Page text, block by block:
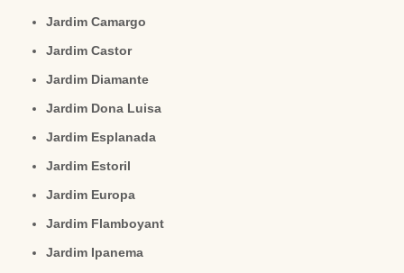
Jardim Camargo
Jardim Castor
Jardim Diamante
Jardim Dona Luisa
Jardim Esplanada
Jardim Estoril
Jardim Europa
Jardim Flamboyant
Jardim Ipanema